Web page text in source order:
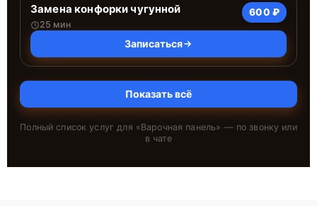
Замена конфорки чугунной
25 мин
600 ₽
Записаться
Показать всё
Полный список услуг для «Варочная панель» — по звонку или
в чате